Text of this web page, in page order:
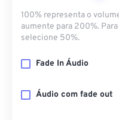
100% representa o
aumente para 200%.
selecione 50%.
Fade In Áudio
Áudio com fade out